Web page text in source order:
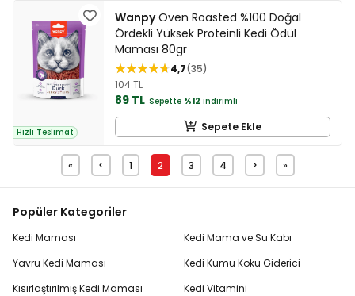
Hızlı Teslimat
WanpyOven Roasted %100 Doğal
Ördekli Yüksek Proteinli Kedi Ödül
Maması 80gr
4,7 35
104 TL
89 TL Sepette %12 indirimli
Sepete Ekle
« < 1 2 3 4 > »
Popüler Kategoriler
Kedi Maması
Yavru Kedi Maması
Kısırlaştırılmış Kedi Maması
Kedi Mama ve Su Kabı
Kedi Kumu Koku Giderici
Kedi Vitamini